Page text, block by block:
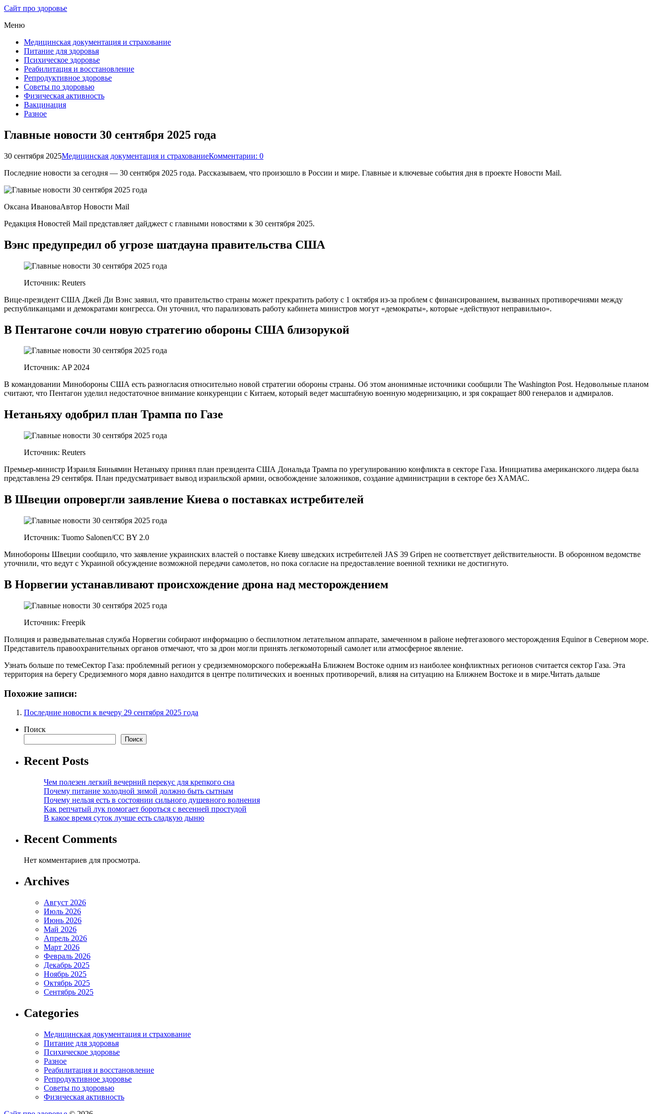
Сайт про здоровье
Меню
Медицинская документация и страхование
Питание для здоровья
Психическое здоровье
Реабилитация и восстановление
Репродуктивное здоровье
Советы по здоровью
Физическая активность
Вакцинация
Разное
Главные новости 30 сентября 2025 года
30 сентября 2025Медицинская документация и страхованиеКомментарии: 0
Последние новости за сегодня — 30 сентября 2025 года. Рассказываем, что произошло в России и мире. Главные и ключевые события дня в проекте Новости Mail.
Оксана ИвановаАвтор Новости Mail
Редакция Новостей Mail представляет дайджест с главными новостями к 30 сентября 2025.
Вэнс предупредил об угрозе шатдауна правительства США
Источник: Reuters
Вице-президент США Джей Ди Вэнс заявил, что правительство страны может прекратить работу с 1 октября из-за проблем с финансированием, вызванных противоречиями между
республиканцами и демократами конгресса. Он уточнил, что парализовать работу кабинета министров могут «демократы», которые «действуют неправильно».
В Пентагоне сочли новую стратегию обороны США близорукой
Источник: AP 2024
В командовании Минобороны США есть разногласия относительно новой стратегии обороны страны. Об этом анонимные источники сообщили The Washington Post. Недовольные планом
считают, что Пентагон уделил недостаточное внимание конкуренции с Китаем, который ведет масштабную военную модернизацию, и зря сокращает 800 генералов и адмиралов.
Нетаньяху одобрил план Трампа по Газе
Источник: Reuters
Премьер-министр Израиля Биньямин Нетаньяху принял план президента США Дональда Трампа по урегулированию конфликта в секторе Газа. Инициатива американского лидера была
представлена 29 сентября. План предусматривает вывод израильской армии, освобождение заложников, создание администрации в секторе без ХАМАС.
В Швеции опровергли заявление Киева о поставках истребителей
Источник: Tuomo Salonen/CC BY 2.0
Минобороны Швеции сообщило, что заявление украинских властей о поставке Киеву шведских истребителей JAS 39 Gripen не соответствует действительности. В оборонном ведомстве
уточнили, что ведут с Украиной обсуждение возможной передачи самолетов, но пока согласие на предоставление военной техники не достигнуто.
В Норвегии устанавливают происхождение дрона над месторождением
Источник: Freepik
Полиция и разведывательная служба Норвегии собирают информацию о беспилотном летательном аппарате, замеченном в районе нефтегазового месторождения Equinor в Северном море.
Представитель правоохранительных органов отмечают, что за дрон могли принять легкомоторный самолет или атмосферное явление.
Узнать больше по темеСектор Газа: проблемный регион у средиземноморского побережьяНа Ближнем Востоке одним из наиболее конфликтных регионов считается сектор Газа. Эта
территория на берегу Средиземного моря давно находится в центре политических и военных противоречий, влияя на ситуацию на Ближнем Востоке и в мире.Читать дальше
Похожие записи:
Последние новости к вечеру 29 сентября 2025 года
Поиск
Поиск
Recent Posts
Чем полезен легкий вечерний перекус для крепкого сна
Почему питание холодной зимой должно быть сытным
Почему нельзя есть в состоянии сильного душевного волнения
Как репчатый лук помогает бороться с весенней простудой
В какое время суток лучше есть сладкую дыню
Recent Comments
Нет комментариев для просмотра.
Archives
Август 2026
Июль 2026
Июнь 2026
Май 2026
Апрель 2026
Март 2026
Февраль 2026
Декабрь 2025
Ноябрь 2025
Октябрь 2025
Сентябрь 2025
Categories
Медицинская документация и страхование
Питание для здоровья
Психическое здоровье
Разное
Реабилитация и восстановление
Репродуктивное здоровье
Советы по здоровью
Физическая активность